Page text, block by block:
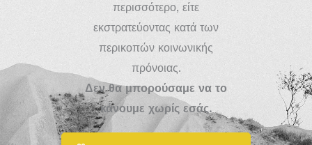
περισσότερο, είτε
εκστρατεύοντας κατά των
περικοπών κοινωνικής
πρόνοιας.
Δεν θα μπορούσαμε να το
κάνουμε χωρίς εσάς.